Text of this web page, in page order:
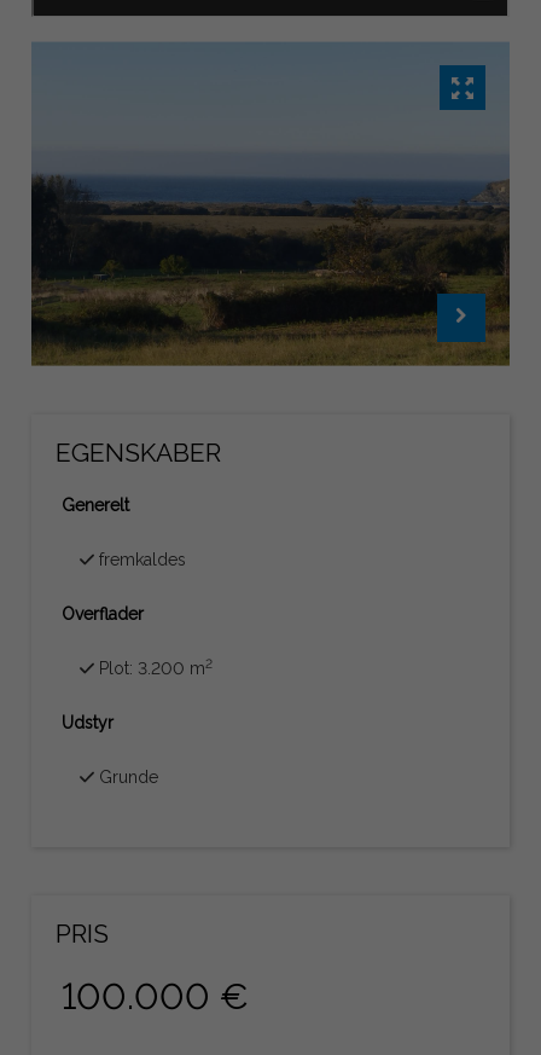
EGENSKABER
Generelt
fremkaldes
Overflader
Plot: 3.200 m2
Udstyr
Grunde
PRIS
100.000 €